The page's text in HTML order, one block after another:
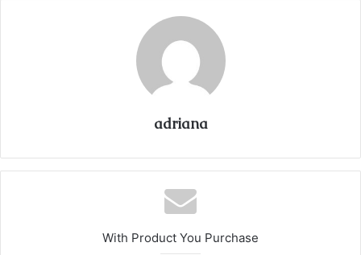
adriana
With Product You Purchase